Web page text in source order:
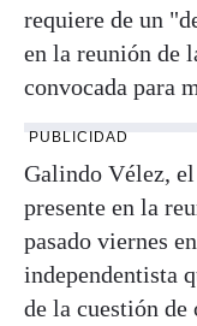
requiere de un
en la reunión de
convocada para
PUBLICIDAD
Galindo Vélez,
presente en la
pasado viernes
independentista
de la cuestión de